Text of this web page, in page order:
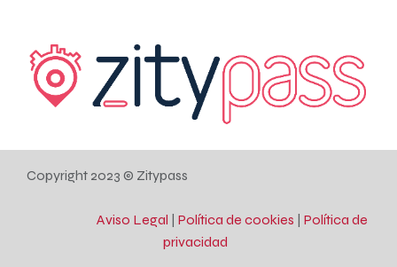
Copyright 2023 © Zitypass
Aviso Legal |Política de cookies |Política de
privacidad